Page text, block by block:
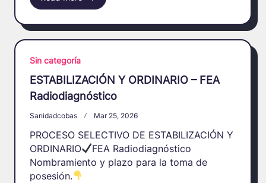
Sin categoría
ESTABILIZACIÓN Y ORDINARIO – FEA
Radiodiagnóstico
Sanidadcobas Mar 25, 2026
PROCESO SELECTIVO DE ESTABILIZACIÓN Y
ORDINARIO
FEA Radiodiagnóstico
Nombramiento y plazo para la toma de
posesión.